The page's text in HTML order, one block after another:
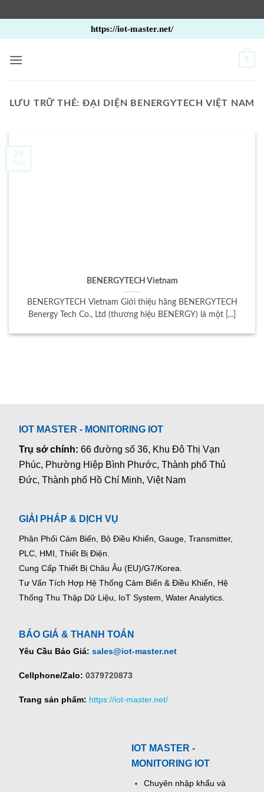
qua
nội
https://iot-master.net/
0
LƯU TRỮ THẺ:ĐẠI DIỆN BENERGYTECH VIỆT NAM
BENERGYTECH Vietnam
BENERGYTECH Vietnam Giới thiệu hãng BENERGYTECH
Benergy Tech Co., Ltd (thương hiệu BENERGY) là một [...]
29
Th12
IOT MASTER - MONITORING IOT
Trụ sở chính:66 đường số 36, Khu Đô Thị Vạn
Phúc, Phường Hiệp Bình Phước, Thành phố Thủ
Đức, Thành phố Hồ Chí Minh, Việt Nam
GIẢI PHÁP & DỊCH VỤ
Phân Phối Cảm Biến, Bộ Điều Khiển, Gauge, Transmitter,
PLC, HMI, Thiết Bị Điện.
Cung Cấp Thiết Bị Châu Âu (EU)/G7/Korea.
Tư Vấn Tích Hợp Hệ Thống Cảm Biến & Điều Khiển, Hệ
Thống Thu Thập Dữ Liệu, IoT System, Water Analytics.
BÁO GIÁ & THANH TOÁN
Yêu Cầu Báo Giá: sales@iot-master.net
Cellphone/Zalo: 0379720873
Trang sản phẩm: https://iot-master.net/
IOT MASTER -
MONITORING IOT
Chuyên nhập khẩu và